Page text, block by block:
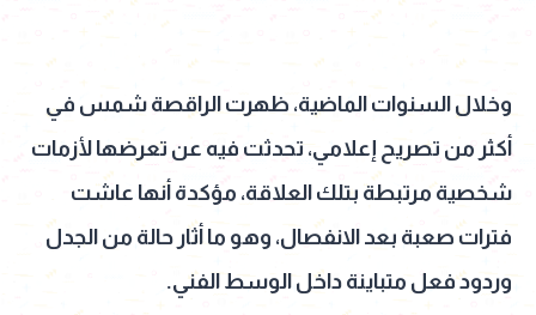
وخلال السنوات الماضية، ظهرت الراقصة شمس في
أكثر من تصريح إعلامي، تحدثت فيه عن تعرضها لأزمات
شخصية مرتبطة بتلك العلاقة، مؤكدة أنها عاشت
فترات صعبة بعد الانفصال، وهو ما أثار حالة من الجدل
وردود فعل متباينة داخل الوسط الفني.